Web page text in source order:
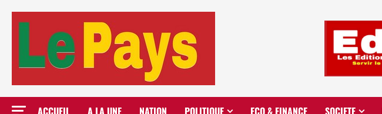
ACCUEIL A LA UNE NATION POLITIQUE ECO & FINANCE SOCIETE